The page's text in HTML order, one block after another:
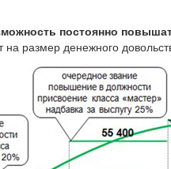
постоянно
на размер денежного